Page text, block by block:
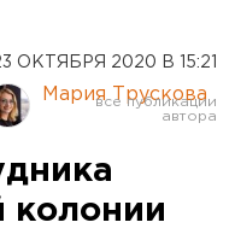
ОКТЯБРЯ 2020 В 15:21
Мария Трускова
колонии